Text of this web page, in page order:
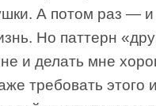
А потом раз —
Но паттерн
и делать мне
требовать этого